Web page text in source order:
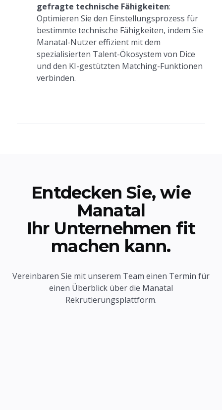
gefragte technische Fähigkeiten:
Optimieren Sie den Einstellungsprozess für
bestimmte technische Fähigkeiten, indem Sie
Manatal-Nutzer effizient mit dem
spezialisierten Talent-Ökosystem von Dice
und den KI-gestützten Matching-Funktionen
verbinden.
Entdecken Sie, wie
Manatal
Ihr Unternehmen fit
machen kann.
Vereinbaren Sie mit unserem Team einen Termin für
einen Überblick über die Manatal
Rekrutierungsplattform.